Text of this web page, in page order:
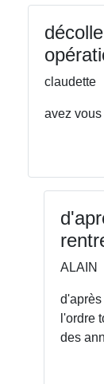
claudette
avez
ALAIN
l'ordre
des